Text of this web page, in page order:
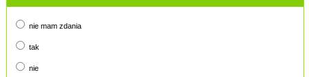
nie mam zdania
tak
nie